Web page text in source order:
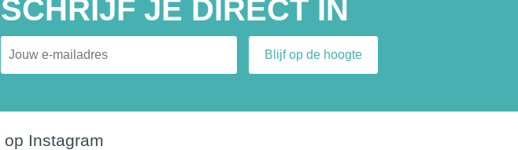
SCHRIJF JE DIRECT IN
op Instagram